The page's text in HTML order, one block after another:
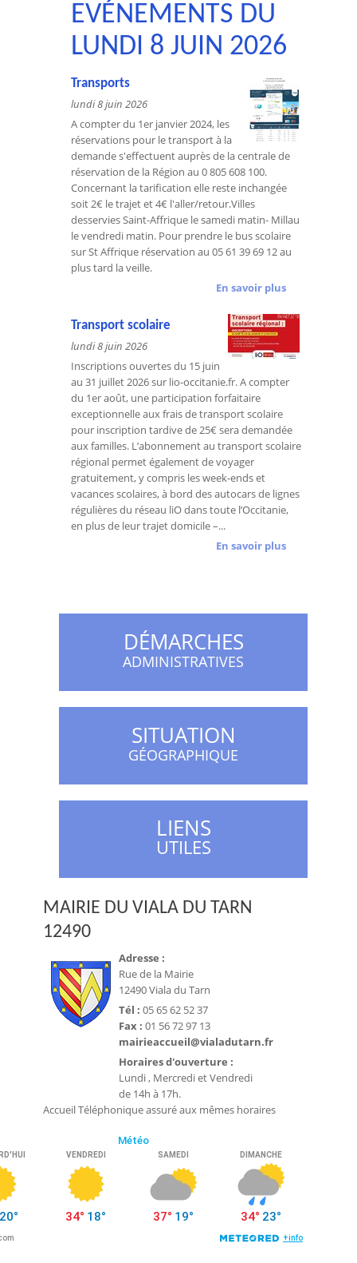
EVÉNEMENTS DU
LUNDI 8 JUIN 2026
Transports
lundi 8 juin 2026
A compter du 1er janvier 2024, les
réservations pour le transport à la
demande s'effectuent auprès de la centrale de
réservation de la Région au 0 805 608 100.
Concernant la tarification elle reste inchangée
soit 2€ le trajet et 4€ l'aller/retour.Villes
desservies Saint-Affrique le samedi matin- Millau
le vendredi matin. Pour prendre le bus scolaire
sur St Affrique réservation au 05 61 39 69 12 au
plus tard la veille.
En savoir plus
Transport scolaire
lundi 8 juin 2026
Inscriptions ouvertes du 15 juin
au 31 juillet 2026 sur lio-occitanie.fr. A compter
du 1er août, une participation forfaitaire
exceptionnelle aux frais de transport scolaire
pour inscription tardive de 25€ sera demandée
aux familles. L’abonnement au transport scolaire
régional permet également de voyager
gratuitement, y compris les week-ends et
vacances scolaires, à bord des autocars de lignes
régulières du réseau liO dans toute l’Occitanie,
en plus de leur trajet domicile –...
En savoir plus
DÉMARCHES
ADMINISTRATIVES
SITUATION
GÉOGRAPHIQUE
LIENS
UTILES
MAIRIE DU VIALA DU TARN
12490
Adresse :
Rue de la Mairie
12490 Viala du Tarn
Tél : 05 65 62 52 37
Fax : 01 56 72 97 13
mairieaccueil@vialadutarn.fr
Horaires d'ouverture :
Lundi , Mercredi et Vendredi
de 14h à 17h.
Accueil Téléphonique assuré aux mêmes horaires